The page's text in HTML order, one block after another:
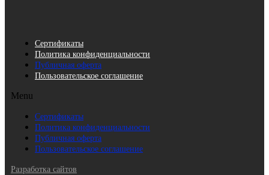
Сертификаты
Политика конфиденциальности
Публичная оферта
Пользовательское соглашение
Menu
Сертификаты
Политика конфиденциальности
Публичная оферта
Пользовательское соглашение
Разработка сайтов